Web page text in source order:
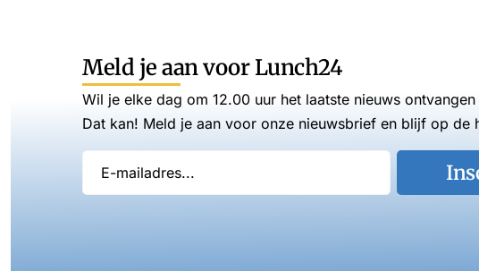
Meld je aan voor Lunch24
Wil je elke dag om 12.00 uur het laatste nieuws
Dat kan! Meld je aan voor onze nieuwsbrief en blijf op de